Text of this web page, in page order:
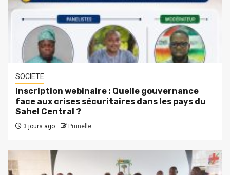
SOCIETE
Inscription webinaire : Quelle gouvernance
face aux crises sécuritaires dans les pays du
Sahel Central ?
3 jours ago Prunelle